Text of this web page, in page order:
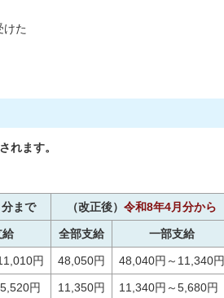
けた
れます。
分まで （改正後） 令和8年4月分から
給 全部支給 一部支給
円 48,050円 48,040円～11,340円
円 11,350円 11,340円～5,680円